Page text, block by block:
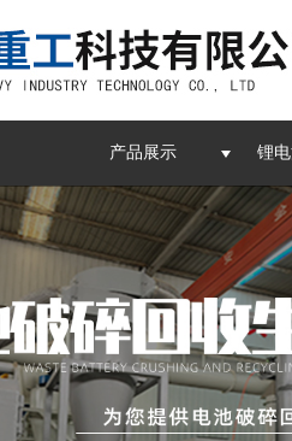
产品展示